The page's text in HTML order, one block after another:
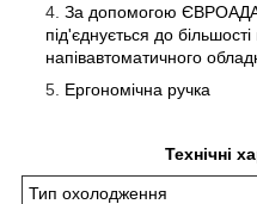
За допомогою
під'єднується до
напівавтоматичного
Ергономічна ручка
Технічні
Тип охолодження